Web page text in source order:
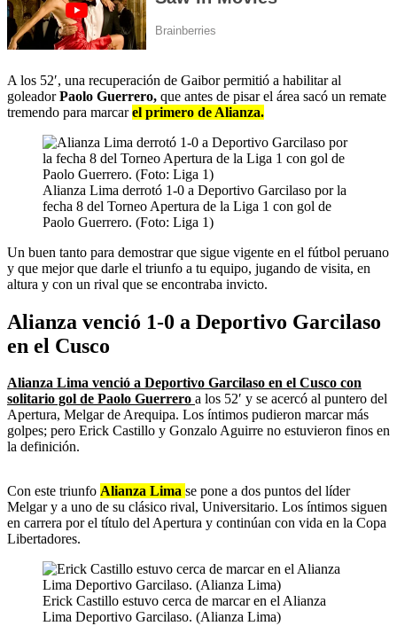
A los 52′, una recuperación de Gaibor permitió a habilitar al
goleadorPaolo Guerrero, que antes de pisar el área sacó un remate
tremendo para marcarel primero de Alianza.
Alianza Lima derrotó 1-0 a Deportivo Garcilaso por la
fecha 8 del Torneo Apertura de la Liga 1 con gol de
Paolo Guerrero. (Foto: Liga 1)
Un buen tanto para demostrar que sigue vigente en el fútbol peruano
y que mejor que darle el triunfo a tu equipo, jugando de visita, en
altura y con un rival que se encontraba invicto.
Alianza venció 1-0 a Deportivo Garcilaso
en el Cusco
Alianza Lima venció a Deportivo Garcilaso en el Cusco con
solitario gol de Paolo Guerrero a los 52′ y se acercó al puntero del
Apertura, Melgar de Arequipa. Los íntimos pudieron marcar más
golpes; pero Erick Castillo y Gonzalo Aguirre no estuvieron finos en
la definición.
Con este triunfo Alianza Lima se pone a dos puntos del líder
Melgar y a uno de su clásico rival, Universitario. Los íntimos siguen
en carrera por el título del Apertura y continúan con vida en la Copa
Libertadores.
Erick Castillo estuvo cerca de marcar en el Alianza
Lima Deportivo Garcilaso. (Alianza Lima)